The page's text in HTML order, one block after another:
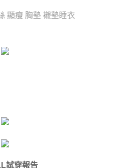
戶之使用額度並採取法律行動。
顯瘦 胸墊 襯墊睡衣
試穿報告